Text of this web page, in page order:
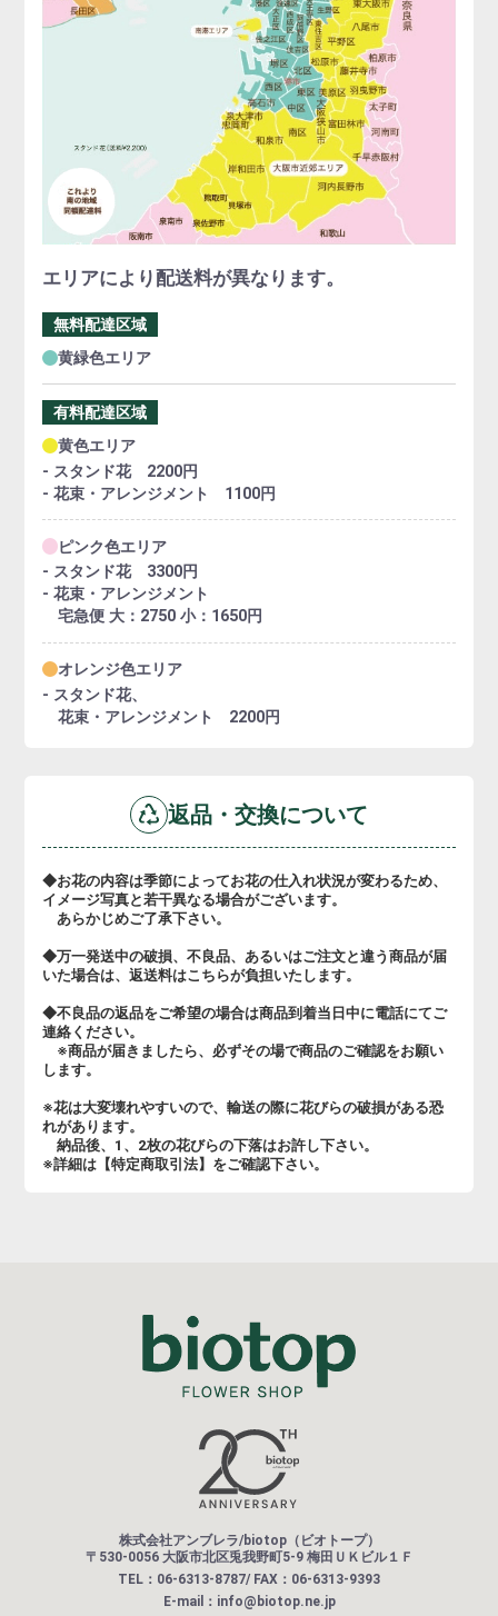
エリアにより配送料が異なります。
無料配達区域
黄緑色エリア
有料配達区域
黄色エリア
- スタンド花 2200円
- 花束・アレンジメント 1100円
ピンク色エリア
- スタンド花 3300円
- 花束・アレンジメント
宅急便 大：2750 小：1650円
オレンジ色エリア
- スタンド花、
花束・アレンジメント 2200円
返品・交換について
◆お花の内容は季節によってお花の仕入れ状況が変わるため、
イメージ写真と若干異なる場合がございます。
あらかじめご了承下さい。
◆万一発送中の破損、不良品、あるいはご注文と違う商品が届
いた場合は、返送料はこちらが負担いたします。
◆不良品の返品をご希望の場合は商品到着当日中に電話にてご
連絡ください。
※商品が届きましたら、必ずその場で商品のご確認をお願い
します。
※花は大変壊れやすいので、輸送の際に花びらの破損がある恐
れがあります。
納品後、1、2枚の花びらの下落はお許し下さい。
※詳細は【特定商取引法】をご確認下さい。
株式会社アンブレラ/biotop（ビオトープ）
〒530-0056 大阪市北区兎我野町5-9 梅田ＵＫビル１Ｆ
TEL：06-6313-8787/ FAX：06-6313-9393
E-mail：info@biotop.ne.jp